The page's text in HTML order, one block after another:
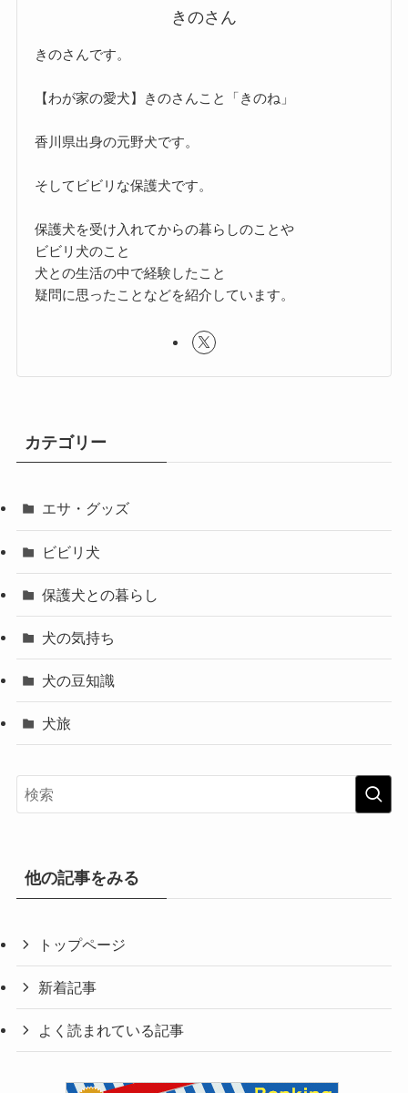
きのさん
きのさんです。
【わが家の愛犬】きのさんこと「きのね」
香川県出身の元野犬です。
そしてビビリな保護犬です。
保護犬を受け入れてからの暮らしのことや
ビビリ犬のこと
犬との生活の中で経験したこと
疑問に思ったことなどを紹介しています。
カテゴリー
エサ・グッズ
ビビリ犬
保護犬との暮らし
犬の気持ち
犬の豆知識
犬旅
他の記事をみる
トップページ
新着記事
よく読まれている記事